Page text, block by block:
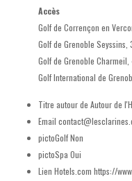
Accès
Golf de Corrençon en
Golf de Grenoble Seyssins,
Golf de Grenoble Charmeil,
Golf International de
Titre autour de Autour de
Email
pictoGolfNon
pictoSpa Oui
Lien Hotels.com https://